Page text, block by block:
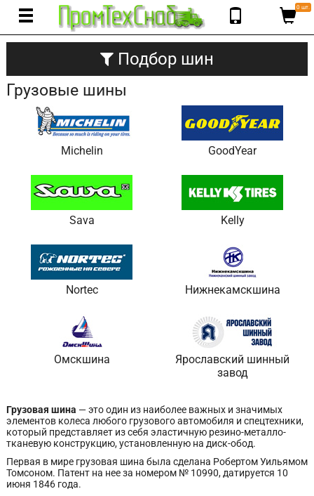
0 шт.
Подбор шин
Грузовые шины
Michelin GoodYear
Sava Kelly
Nortec Нижнекамскшина
Омскшина
Ярославский шинный
завод
Грузовая шина — это один из наиболее важных и значимых
элементов колеса любого грузового автомобиля и спецтехники,
который представляет из себя эластичную резино-металло-
тканевую конструкцию, установленную на диск-обод.
Первая в мире грузовая шина была сделана Робертом Уильямом
Томсоном. Патент на нее за номером № 10990, датируется 10
июня 1846 года.